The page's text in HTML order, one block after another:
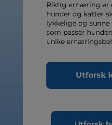
Riktig ernæring er
hunder og katter
lykkelige og sunne
som passer
unike
Utforsk